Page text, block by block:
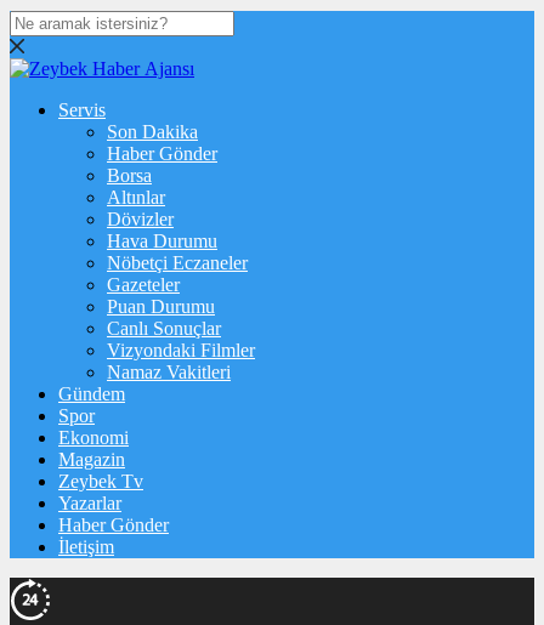
Servis
Son Dakika
Haber Gönder
Borsa
Altınlar
Dövizler
Hava Durumu
Nöbetçi Eczaneler
Gazeteler
Puan Durumu
Canlı Sonuçlar
Vizyondaki Filmler
Namaz Vakitleri
Gündem
Spor
Ekonomi
Magazin
Zeybek Tv
Yazarlar
Haber Gönder
İletişim